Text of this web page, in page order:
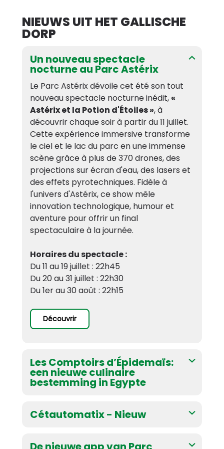
NIEUWS UIT HET GALLISCHE
DORP
Un nouveau spectacle
nocturne au Parc Astérix
Le Parc Astérixdévoile cet été son tout
nouveau spectacle nocturne inédit, «
Astérix et la Potion d'Étoiles », à
découvrir chaque soir à partir du 11 juillet.
Cette expérience immersive transforme
le ciel et le lac du parc en une immense
scène grâce à plus de 370 drones, des
projections sur écran d'eau, des lasers et
des effets pyrotechniques. Fidèle à
l'univers d'Astérix, ce show mêle
innovation technologique, humour et
aventure pour offrir un final
spectaculaire à la journée.
Horaires du spectacle :
Du 11 au 19 juillet : 22h45
Du 20 au 31 juillet : 22h30
Du 1er au 30 août : 22h15
Découvrir
Les Comptoirs d’Épidemaïs:
een nieuwe culinaire
bestemming in Egypte
juni zijn deurenin het hart van de
Cétautomatix - Nieuw
Parc Astérix en de eerste draaiende